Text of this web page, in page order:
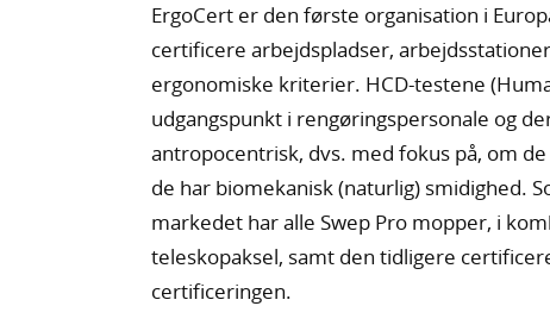
ErgoCert er den første organisation i
certificere arbejdspladser,
ergonomiske kriterier. HCD-testene
udgangspunkt i rengøringspersonale og
antropocentrisk, dvs. med fokus på, om
de har biomekanisk (naturlig) smidighed.
markedet har alle Swep Pro mopper, i
teleskopaksel, samt den tidligere
certificeringen.